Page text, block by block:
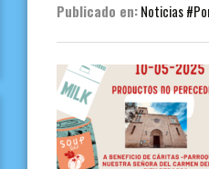
Publicado en: Noticias